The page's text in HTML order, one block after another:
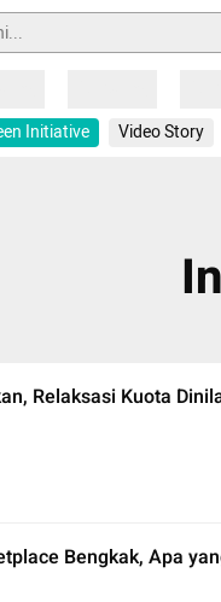
Initiative Video Story
Relaksasi Kuota
Bengkak, Apa